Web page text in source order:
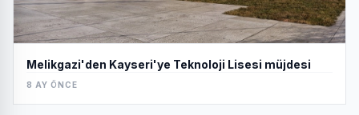
Melikgazi'den Kayseri'ye Teknoloji Lisesi müjdesi
8 AY ÖNCE